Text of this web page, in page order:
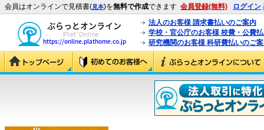
会員はオンラインで見積書(見本)を無料で作成できます 会員登録(無料) ログイン
法人のお客様 請求書払いのご案内
学校・官公庁のお客様 校費・公費
研究機関のお客様 科研費払いのご